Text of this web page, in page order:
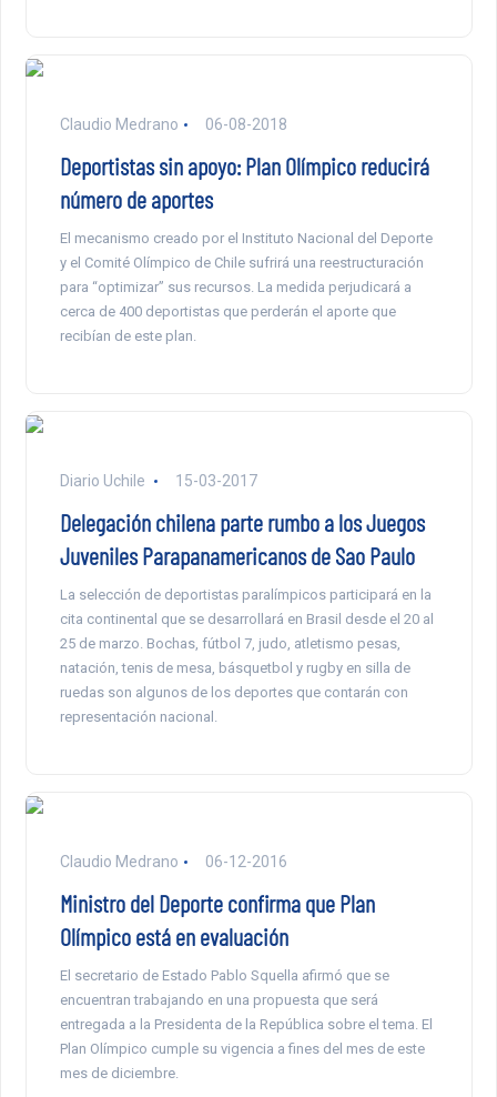
Claudio Medrano 06-08-2018
Deportistas sin apoyo: Plan Olímpico reducirá
número de aportes
El mecanismo creado por el Instituto Nacional del Deporte
y el Comité Olímpico de Chile sufrirá una reestructuración
para “optimizar” sus recursos. La medida perjudicará a
cerca de 400 deportistas que perderán el aporte que
recibían de este plan.
Diario Uchile 15-03-2017
Delegación chilena parte rumbo a los Juegos
Juveniles Parapanamericanos de Sao Paulo
La selección de deportistas paralímpicos participará en la
cita continental que se desarrollará en Brasil desde el 20 al
25 de marzo. Bochas, fútbol 7, judo, atletismo pesas,
natación, tenis de mesa, básquetbol y rugby en silla de
ruedas son algunos de los deportes que contarán con
representación nacional.
Claudio Medrano 06-12-2016
Ministro del Deporte confirma que Plan
Olímpico está en evaluación
El secretario de Estado Pablo Squella afirmó que se
encuentran trabajando en una propuesta que será
entregada a la Presidenta de la República sobre el tema. El
Plan Olímpico cumple su vigencia a fines del mes de este
mes de diciembre.